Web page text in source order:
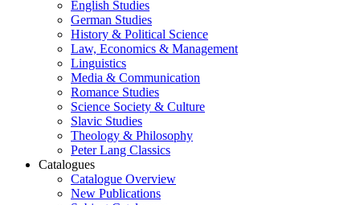
English Studies
German Studies
History & Political Science
Law, Economics & Management
Linguistics
Media & Communication
Romance Studies
Science Society & Culture
Slavic Studies
Theology & Philosophy
Peter Lang Classics
Catalogues
Catalogue Overview
New Publications